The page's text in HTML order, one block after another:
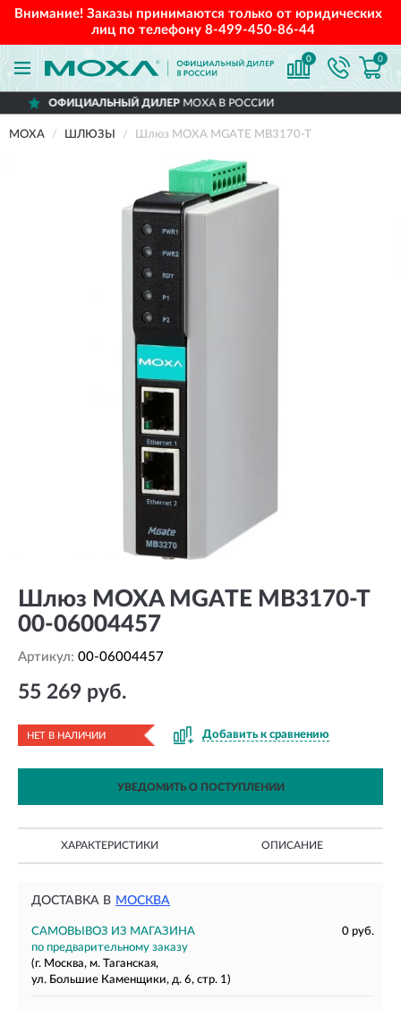
Внимание! Заказы принимаются только от юридических
лиц по телефону 8-499-450-86-44
0 0
ДИЛЕРMOXA В РОССИИ
MOXA ШЛЮЗЫ Шлюз MOXA MGATE MB3170-T
Шлюз MOXA MGATE MB3170-T
00-06004457
Артикул: 00-06004457
55 269 руб.
НЕТ В НАЛИЧИИ Добавить к сравнению
УВЕДОМИТЬ О ПОСТУПЛЕНИИ
ХАРАКТЕРИСТИКИ ОПИСАНИЕ
ДОСТАВКА В МОСКВА
САМОВЫВОЗ ИЗ МАГАЗИНА
0 руб.
по предварительному заказу
(г. Москва, м. Таганская,
ул. Большие Каменщики, д. 6, стр. 1)